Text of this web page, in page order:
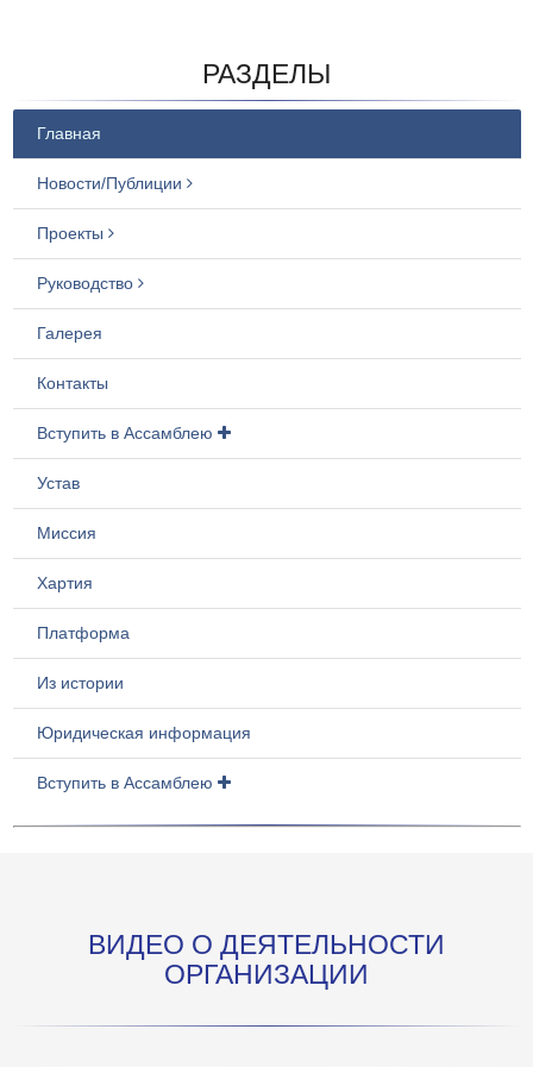
РАЗДЕЛЫ
Главная
Новости/Публиции
Проекты
Руководство
Галерея
Контакты
Вступить в Ассамблею
Устав
Миссия
Хартия
Платформа
Из истории
Юридическая информация
Вступить в Ассамблею
ВИДЕО О ДЕЯТЕЛЬНОСТИ
ОРГАНИЗАЦИИ